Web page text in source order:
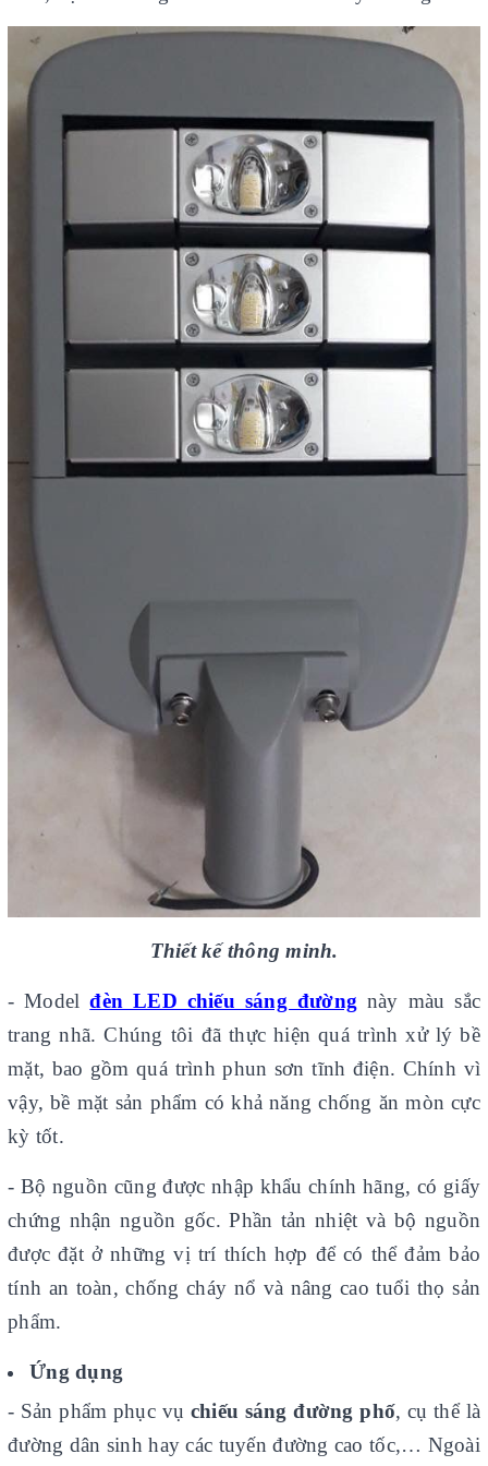
Thiết kế thông minh.
- Modelđèn LED chiếu sáng đường này màu sắc
trang nhã. Chúng tôi đã thực hiện quá trình xử lý bề
mặt, bao gồm quá trình phun sơn tĩnh điện. Chính vì
vậy, bề mặt sản phẩm có khả năng chống ăn mòn cực
kỳ tốt.
- Bộ nguồn cũng được nhập khẩu chính hãng, có giấy
chứng nhận nguồn gốc. Phần tản nhiệt và bộ nguồn
được đặt ở những vị trí thích hợp để có thể đảm bảo
tính an toàn, chống cháy nổ và nâng cao tuổi thọ sản
phẩm.
Ứng dụng
- Sản phẩm phục vụ chiếu sáng đường phố, cụ thể là
đường dân sinh hay các tuyến đường cao tốc,… Ngoài